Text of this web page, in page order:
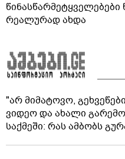
რეალურად ახდა
"არ მიმატოვო,
ვიდეო და ახალი
საქმეში: რას ამბობს